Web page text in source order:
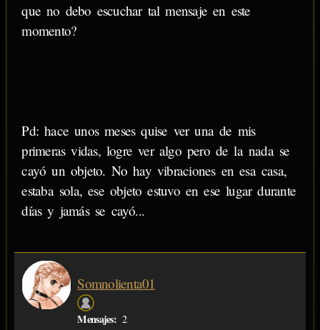
que no debo escuchar tal mensaje en este
momento?
Pd: hace unos meses quise ver una de mis
primeras vidas, logre ver algo pero de la nada se
cayó un objeto. No hay vibraciones en esa casa,
estaba sola, ese objeto estuvo en ese lugar durante
días y jamás se cayó...
Somnolienta01
Mensajes: 2